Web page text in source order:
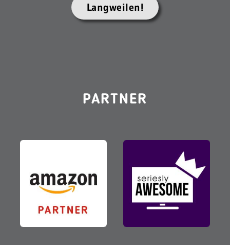
Langweilen!
PARTNER